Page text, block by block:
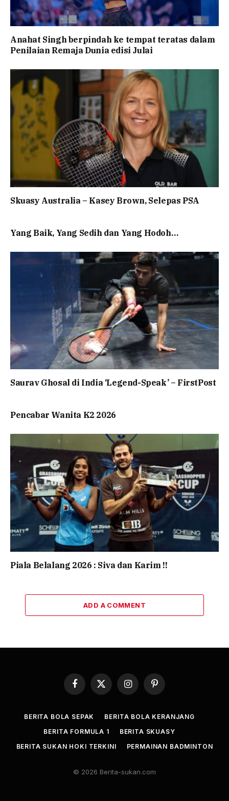
Anahat Singh berpindah ke tempat teratas dalam
Penilaian Remaja Dunia edisi Julai
Skuasy Australia – Kasey Brown, Selepas PSA
Yang Baik, Yang Sedih dan Yang Hodoh…
Saurav Ghosal di India ‘Legend-Speak’ – FirstPost
Pencabar Wanita K2 2026
Piala Belalang 2026 : Siva dan Karim !!
ADD A COMMENT
Facebook
X
(Twitter)
InstagramPinterest
BERITA BOLA SEPAK
BERITA BOLA KERANJANG
BERITA FORMULA 1
BERITA SKUASY
BERITA SUKAN HOKI TERKINI
PERMAINAN BADMINTON
© 2026 Berita-sukan.com